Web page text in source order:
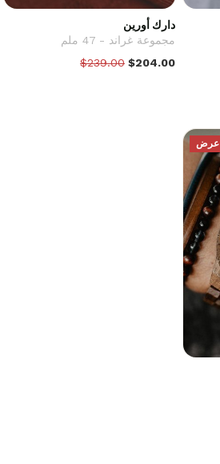
دارك أورين
مجموعة غراند - 47 ملم
$239.00 $204.00
عرض